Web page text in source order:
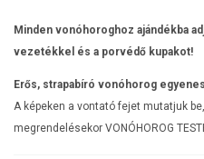
Minden vonóhoroghoz ajándékba
vezetékkel és a porvédő kupakot!
Erős, strapabíró vonóhorog
A képeken a vontató fejet mutatjuk
megrendelésekor VONÓHOROG